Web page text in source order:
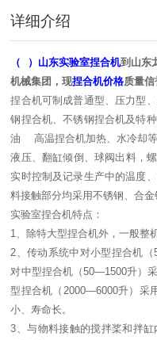
详细介绍
（ ）山东实验室捏合机到山东
机械集团，现捏合机价格质量信
捏合机可制成普通型、压力型
钢捏合机、不锈钢捏合机及特
油 高温捏合机加热、水冷却
液压、翻缸倾倒、球阀出料，
实时控制及记录生产中的温度
料接触部分均采用不锈钢、合
实验室捏合机特点：
1、除特大型捏合机外，一般整
2、传动系统中对小型捏合机
对中型捏合机（50—1500升）
型捏合机（2000—6000升）采
小、寿命长。
3、与物料接触的搅拌桨和拌